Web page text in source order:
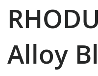
Alloy